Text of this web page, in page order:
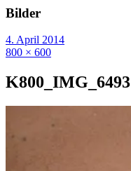
Bilder
4. April 2014
800 × 600
K800_IMG_6493